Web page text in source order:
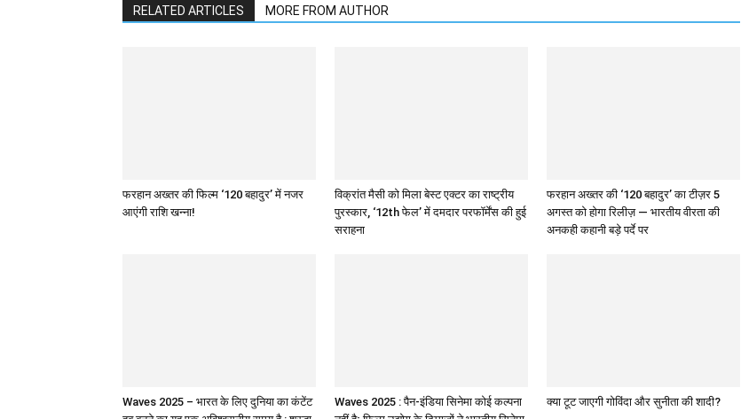
RELATED ARTICLES MORE FROM AUTHOR
फरहान अख्तर की फिल्म ‘120 बहादुर’ में नजर
आएंगी राशि खन्ना!
विक्रांत मैसी को मिला बेस्ट एक्टर का राष्ट्रीय
पुरस्कार, ‘12th फेल’ में दमदार परफॉर्मेंस की हुई
सराहना
फरहान अख्तर की ‘120 बहादुर’ का टीज़र 5
अगस्त को होगा रिलीज़ — भारतीय वीरता की
अनकही कहानी बड़े पर्दे पर
Waves 2025 – भारत के लिए दुनिया का कंटेंट
Waves 2025 : पैन-इंडिया सिनेमा कोई कल्पना
क्या टूट जाएगी गोविंदा और सुनीता की शादी?